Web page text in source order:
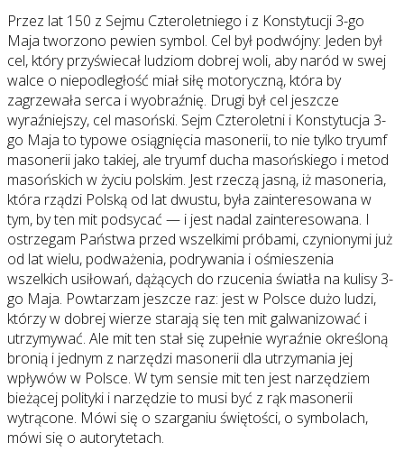
Przez lat 150 z Sejmu Czteroletniego i z Konstytucji 3-go
Maja tworzono pewien symbol. Cel był podwójny: Jeden był
cel, który przyświecał ludziom dobrej woli, aby naród w swej
walce o niepodległość miał siłę motoryczną, która by
zagrzewała serca i wyobraźnię. Drugi był cel jeszcze
wyraźniejszy, cel masoński. Sejm Czteroletni i Konstytucja 3-
go Maja to typowe osiągnięcia masonerii, to nie tylko tryumf
masonerii jako takiej, ale tryumf ducha masońskiego i metod
masońskich w życiu polskim. Jest rzeczą jasną, iż masoneria,
która rządzi Polską od lat dwustu, była zainteresowana w
tym, by ten mit podsycać — i jest nadal zainteresowana. I
ostrzegam Państwa przed wszelkimi próbami, czynionymi już
od lat wielu, podważenia, podrywania i ośmieszenia
wszelkich usiłowań, dążących do rzucenia światła na kulisy 3-
go Maja. Powtarzam jeszcze raz: jest w Polsce dużo ludzi,
którzy w dobrej wierze starają się ten mit galwanizować i
utrzymywać. Ale mit ten stał się zupełnie wyraźnie określoną
bronią i jednym z narzędzi masonerii dla utrzymania jej
wpływów w Polsce. W tym sensie mit ten jest narzędziem
bieżącej polityki i narzędzie to musi być z rąk masonerii
wytrącone. Mówi się o szarganiu świętości, o symbolach,
mówi się o autorytetach.